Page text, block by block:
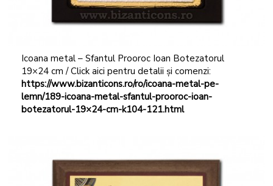
Icoana metal – Sfantul Prooroc Ioan Botezatorul
19×24 cm / Click aici pentru detalii și comenzi:
https://www.bizanticons.ro/ro/icoana-metal-pe-
lemn/189-icoana-metal-sfantul-prooroc-ioan-
botezatorul-19×24-cm-k104-121.html